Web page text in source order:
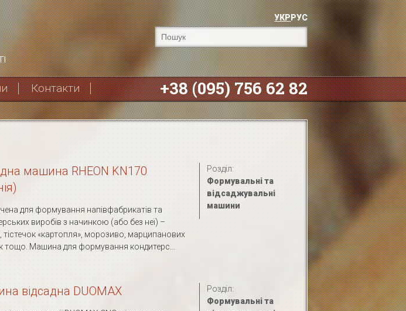
УКРРУС
Контакти +38 (095) 756 62 82
машина RHEON KN170
для формування напівфабрикатів та
виробів з начинкою (або без неї) –
тістечок «картопля», морозиво, марципанових
тощо. Машина для формування кондитерс...
Розділ:
Формувальні та
відсаджувальні
машини
відсадна DUOMAX
Розділ:
Формувальні та